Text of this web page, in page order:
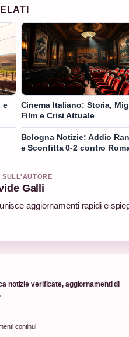
e
Cinema Italiano: Storia,
Film e Crisi Attuale
Bologna Notizie: Addio
e Sconfitta 0-2 contro
SULL'AUTORE
Galli
aggiornamenti rapidi e
notizie verificate, aggiornamenti di
continui.